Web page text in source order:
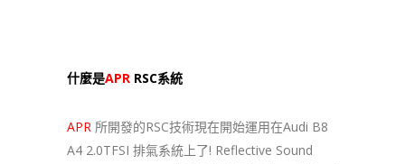
什麼是APR RSC系統
APR 所開發的RSC技術現在開始運用在Audi B8
A4 2.0TFSI 排氣系統上了! Reflective Sound